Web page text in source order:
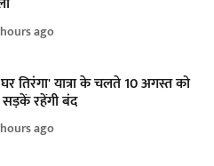
ago
तिरंगा' यात्रा के चलते 10 अगस्त को
रहेंगी बंद
ago